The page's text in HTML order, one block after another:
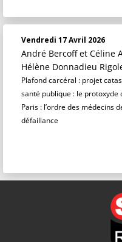
Vendredi 17 Avril 2026
André Bercoff et Céline
Hélène Donnadieu
Plafond carcéral : projet
santé publique : le protoxyde
Paris : l’ordre des médecins
défaillance